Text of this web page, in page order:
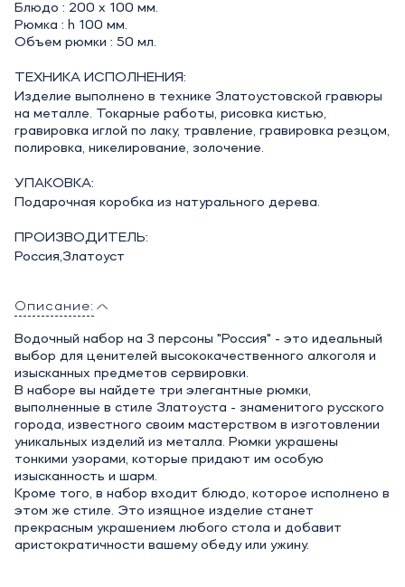
Блюдо : 200 х 100 мм.
Рюмка : h 100 мм.
Объем рюмки : 50 мл.
ТЕХНИКА ИСПОЛНЕНИЯ:
Изделие выполнено в технике Златоустовской гравюры
на металле. Токарные работы, рисовка кистью,
гравировка иглой по лаку, травление, гравировка резцом,
полировка, никелирование, золочение.
УПАКОВКА:
Подарочная коробка из натурального дерева.
ПРОИЗВОДИТЕЛЬ:
Россия,Златоуст
Описание:
Водочный набор на 3 персоны "Россия" - это идеальный
выбор для ценителей высококачественного алкоголя и
изысканных предметов сервировки.
В наборе вы найдете три элегантные рюмки,
выполненные в стиле Златоуста - знаменитого русского
города, известного своим мастерством в изготовлении
уникальных изделий из металла. Рюмки украшены
тонкими узорами, которые придают им особую
изысканность и шарм.
Кроме того, в набор входит блюдо, которое исполнено в
этом же стиле. Это изящное изделие станет
прекрасным украшением любого стола и добавит
аристократичности вашему обеду или ужину.